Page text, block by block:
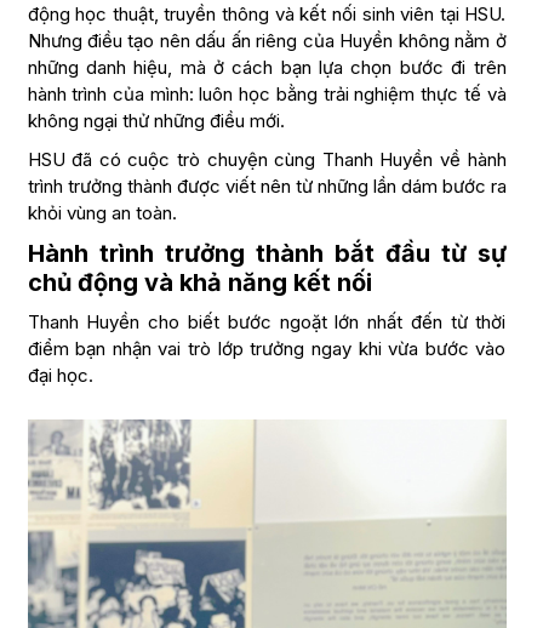
động học thuật, truyền thông và kết nối sinh viên tại HSU.
Nhưng điều tạo nên dấu ấn riêng của Huyền không nằm ở
những danh hiệu, mà ở cách bạn lựa chọn bước đi trên
hành trình của mình: luôn học bằng trải nghiệm thực tế và
không ngại thử những điều mới.
HSU đã có cuộc trò chuyện cùng Thanh Huyền về hành
trình trưởng thành được viết nên từ những lần dám bước ra
khỏi vùng an toàn.
Hành trình trưởng thành bắt đầu từ sự
chủ động và khả năng kết nối
Thanh Huyền cho biết bước ngoặt lớn nhất đến từ thời
điểm bạn nhận vai trò lớp trưởng ngay khi vừa bước vào
đại học.